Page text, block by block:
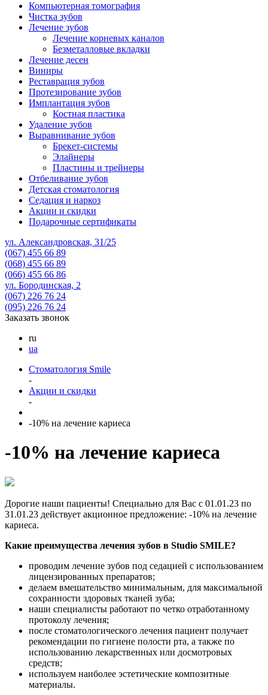
Компьютерная томография
Чистка зубов
Лечение зубов
Лечение корневых каналов
Безметалловые вкладки
Лечение десен
Виниры
Реставрация зубов
Протезирование зубов
Имплантация зубов
Костная пластика
Удаление зубов
Выравнивание зубов
Брекет-системы
Элайнеры
Пластины и трейнеры
Отбеливание зубов
Детская стоматология
Седация и наркоз
Акции и скидки
Подарочные сертификаты
ул. Александровская, 31/25
(067) 455 66 89
(068) 455 66 89
(066) 455 66 86
ул. Бородинская, 2
(067) 226 76 24
(095) 226 76 24
Заказать звонок
ru
ua
Стоматология Smile
-
Акции и скидки
-
-10% на лечение кариеса
-10% на лечение кариеса
Дорогие наши пациенты! Специально для Вас с 01.01.23 по
31.01.23 действует акционное предложение: -10% на лечение
кариеса.
Какие преимущества лечения зубов в Studio SMILE?
проводим лечение зубов под седацией с использованием
лицензированных препаратов;
делаем вмешательство минимальным, для максимальной
сохранности здоровых тканей зуба;
наши специалисты работают по четко отработанному
протоколу лечения;
после стоматологического лечения пациент получает
рекомендации по гигиене полости рта, а также по
использованию лекарственных или досмотровых
средств;
используем наиболее эстетические композитные
материалы.